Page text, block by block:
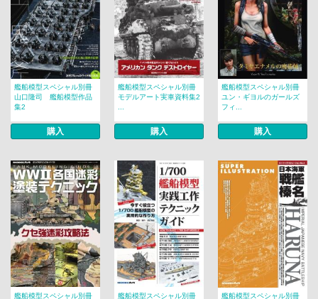
艦船模型スペシャル別冊
山口隆司 艦船模型作品
集2
購入
艦船模型スペシャル別冊
モデルアート実車資料集2
購入
艦船模型スペシャル別冊
ユン・ギヨルのガールズ
フィ...
購入
艦船模型スペシャル別冊 艦船模型スペシャル別冊 艦船模型スペシャル別冊